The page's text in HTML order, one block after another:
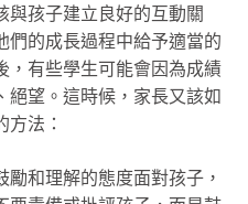
與孩子建立良好的互動關
們的成長過程中給予適當的
，有些學生可能會因為成績
絕望。這時候，家長又該如
法：
勵和理解的態度面對孩子，